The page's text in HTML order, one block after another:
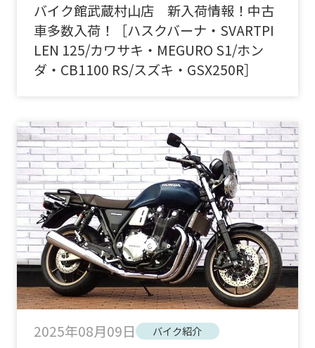
バイク館武蔵村山店 新入荷情報！中古
車多数入荷！［ハスクバーナ・SVARTPI
LEN 125/カワサキ・MEGURO S1/ホン
ダ・CB1100 RS/スズキ・GSX250R］
2025年08月09日 バイク紹介